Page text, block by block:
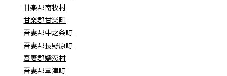
甘楽郡南牧村
甘楽郡甘楽町
吾妻郡中之条町
吾妻郡長野原町
吾妻郡嬬恋村
吾妻郡草津町